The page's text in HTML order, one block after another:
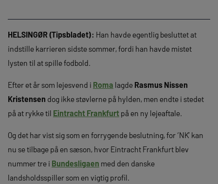
HELSINGØR (Tipsbladet): Han havde egentlig besluttet at
indstille karrieren sidste sommer, fordi han havde mistet
lysten til at spille fodbold.
Efter et år som lejesvend i Roma lagde Rasmus Nissen
Kristensen dog ikke støvlerne på hylden, men endte i stedet
på at rykke til Eintracht Frankfurt på en ny lejeaftale.
Og det har vist sig som en forrygende beslutning, for ‘NK’ kan
nu se tilbage på en sæson, hvor Eintracht Frankfurt blev
nummer tre i Bundesligaen med den danske
landsholdsspiller som en vigtig profil.